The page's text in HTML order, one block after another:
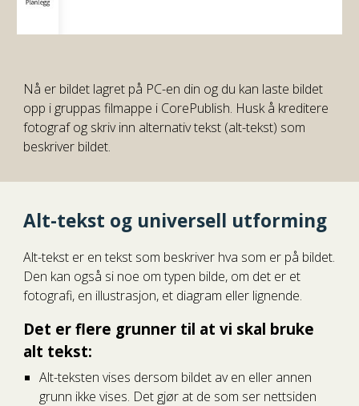
Nå er bildet lagret på PC-en din og du kan laste bildet
opp i gruppas filmappe i CorePublish. Husk å kreditere
fotograf og skriv inn alternativ tekst (alt-tekst) som
beskriver bildet.
Alt-tekst og universell utforming
Alt-tekst er en tekst som beskriver hva som er på bildet.
Den kan også si noe om typen bilde, om det er et
fotografi, en illustrasjon, et diagram eller lignende.
Det er flere grunner til at vi skal bruke
alt tekst:
Alt-teksten vises dersom bildet av en eller annen
grunn ikke vises. Det gjør at de som ser nettsiden